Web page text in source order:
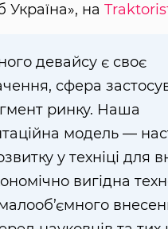
Україна», на
девайсу є своє
сфера
ринку. Наша
модель —
у техніці для
вигідна